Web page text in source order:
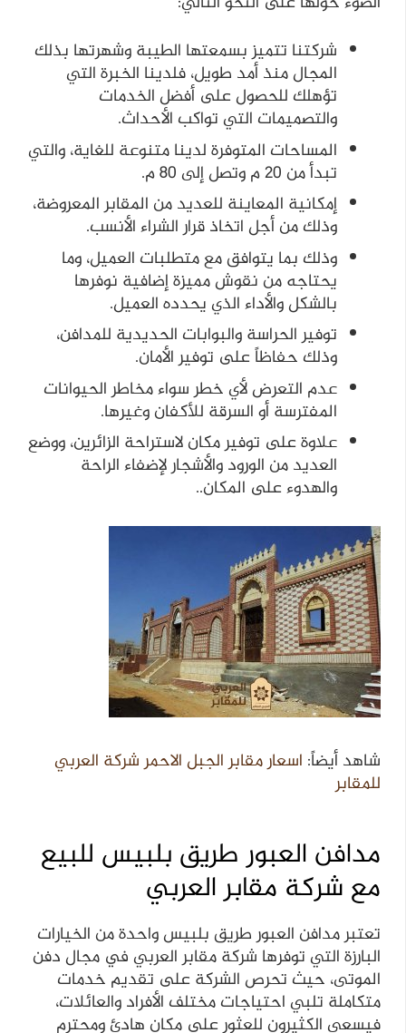
شركتنا تتميز بسمعتها الطيبة وشهرتها بذلك
المجال منذ أمد طويل، فلدينا الخبرة التي
تؤهلك للحصول على أفضل الخدمات
والتصميمات التي تواكب الأحداث.
المساحات المتوفرة لدينا متنوعة للغاية، والتي
تبدأ من 20 م وتصل إلى 80 م.
إمكانية المعاينة للعديد من المقابر المعروضة،
وذلك من أجل اتخاذ قرار الشراء الأنسب.
وذلك بما يتوافق مع متطلبات العميل، وما
يحتاجه من نقوش مميزة إضافية نوفرها
بالشكل والأداء الذي يحدده العميل.
توفير الحراسة والبوابات الحديدية للمدافن،
وذلك حفاظاً على توفير الأمان.
عدم التعرض لأي خطر سواء مخاطر الحيوانات
المفترسة أو السرقة للأكفان وغيرها.
علاوة على توفير مكان لاستراحة الزائرين، ووضع
العديد من الورود والأشجار لإضفاء الراحة
والهدوء على المكان..
شاهد أيضاً: اسعار مقابر الجبل الاحمر شركة العربي
للمقابر
مدافن العبور طريق بلبيس للبيع
مع شركة مقابر العربي
تعتبر مدافن العبور طريق بلبيس واحدة من الخيارات
البارزة التي توفرها شركة مقابر العربي في مجال دفن
الموتى، حيث تحرص الشركة على تقديم خدمات
متكاملة تلبي احتياجات مختلف الأفراد والعائلات،
فيسعى الكثيرون للعثور على مكان هادئ ومحترم